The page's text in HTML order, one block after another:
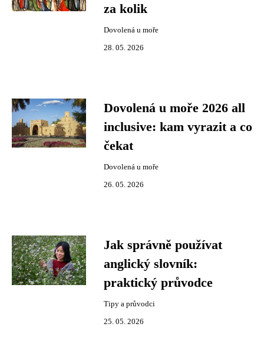
za kolik
Dovolená u moře
28. 05. 2026
Dovolená u moře 2026 all
inclusive: kam vyrazit a co
čekat
Dovolená u moře
26. 05. 2026
Jak správně používat
anglický slovník:
praktický průvodce
Tipy a průvodci
25. 05. 2026